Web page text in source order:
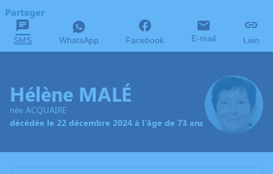
Partager
SMS WhatsApp Facebook E-mail Lien
Hélène MALÉ
née ACQUAIRE
décédée le 22 décembre 2024 à l'âge de 73 ans